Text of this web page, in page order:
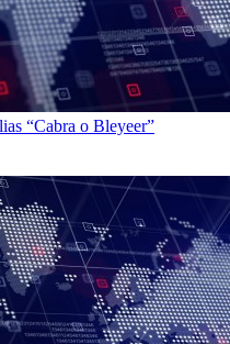
“Cabra o Bleyeer”